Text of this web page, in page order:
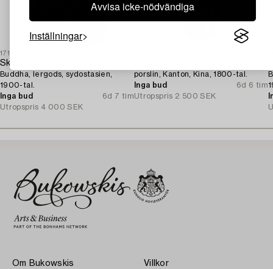
Avvisa icke-nödvändiga
Inställningar
1717294
Skulptur,
Buddha, lergods, sydostasien,
1900-tal.
Inga bud
6d 7 tim
Utropspris 4 000 SEK
porslin, Kanton, Kina, 1800-tal.
Inga bud
6d 6 tim
Utropspris 2 500 SEK
Om Bukowskis Villkor